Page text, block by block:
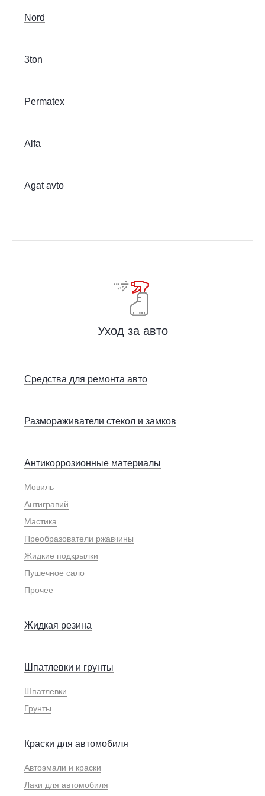
Nord
3ton
Permatex
Alfa
Agat avto
Уход за авто
Средства для ремонта авто
Размораживатели стекол и замков
Антикоррозионные материалы
Мовиль
Антигравий
Мастика
Преобразователи ржавчины
Жидкие подкрылки
Пушечное сало
Прочее
Жидкая резина
Шпатлевки и грунты
Шпатлевки
Грунты
Краски для автомобиля
Автоэмали и краски
Лаки для автомобиля